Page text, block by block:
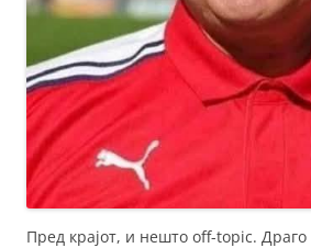
Пред крајот, и нешто off-topic.